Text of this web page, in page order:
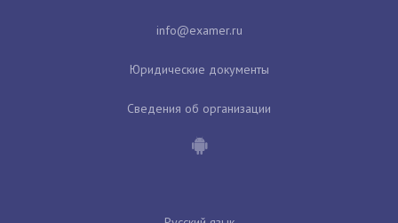
Юридические документы
Сведения об организации